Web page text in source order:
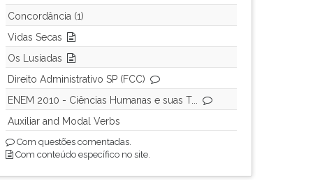
Concordância (1)
Vidas Secas
Os Lusíadas
Direito Administrativo SP (FCC)
ENEM 2010 - Ciências Humanas e suas T...
Auxiliar and Modal Verbs
Com questões comentadas.
Com conteúdo específico no site.